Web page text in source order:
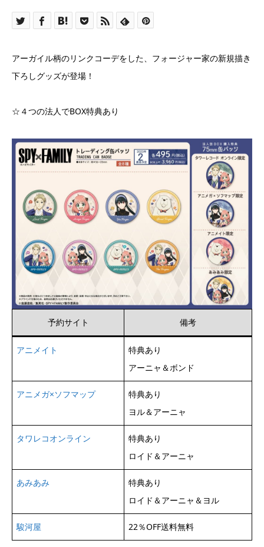
アーガイル柄のリンクコーデをした、フォージャー家の新規描き
下ろしグッズが登場！
☆４つの法人でBOX特典あり
予約サイト 備考
アニメイト
特典あり
アーニャ＆ボンド
アニメガ×ソフマップ
特典あり
ヨル＆アーニャ
タワレコオンライン
特典あり
ロイド＆アーニャ
あみあみ
特典あり
ロイド＆アーニャ＆ヨル
駿河屋 22％OFF送料無料